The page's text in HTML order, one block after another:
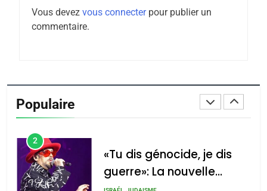
Vous devez vous connecterpour publier un
commentaire.
Populaire
Tafraout, le miel de Tadla
2
«Tu dis génocide, je dis
guerre»: La nouvelle